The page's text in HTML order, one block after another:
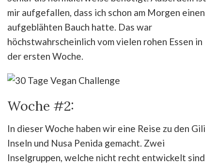
mir aufgefallen, dass ich schon am Morgen einen
aufgeblähten Bauch hatte. Das war
höchstwahrscheinlich vom vielen rohen Essen in
der ersten Woche.
Woche #2:
In dieser Woche haben wir eine Reise zu den Gili
Inseln und Nusa Penida gemacht. Zwei
Inselgruppen, welche nicht recht entwickelt sind